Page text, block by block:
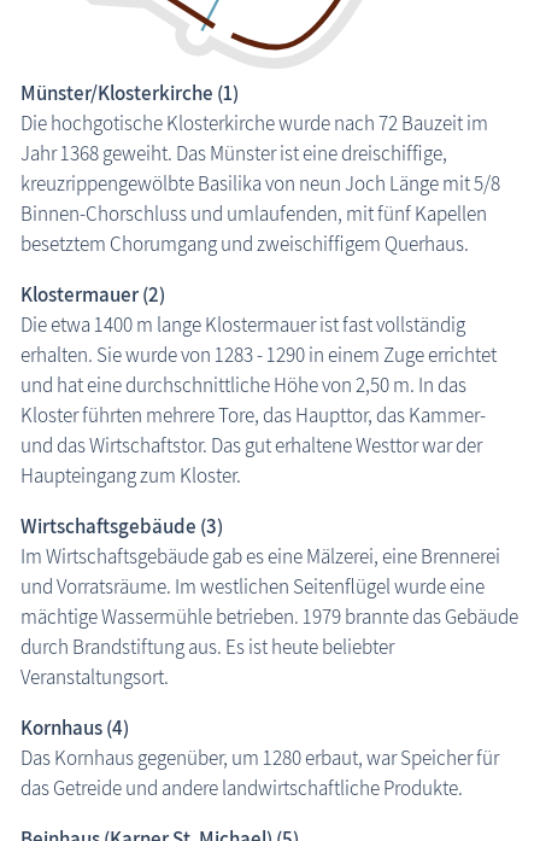
Münster/Klosterkirche (1)
Die hochgotische Klosterkirche wurde nach 72 Bauzeit im
Jahr 1368 geweiht. Das Münster ist eine dreischiffige,
kreuzrippengewölbte Basilika von neun Joch Länge mit 5/8
Binnen-Chorschluss und umlaufenden, mit fünf Kapellen
besetztem Chorumgang und zweischiffigem Querhaus.
Klostermauer (2)
Die etwa 1400 m lange Klostermauer ist fast vollständig
erhalten. Sie wurde von 1283 - 1290 in einem Zuge errichtet
und hat eine durchschnittliche Höhe von 2,50 m. In das
Kloster führten mehrere Tore, das Haupttor, das Kammer-
und das Wirtschaftstor. Das gut erhaltene Westtor war der
Haupteingang zum Kloster.
Wirtschaftsgebäude (3)
Im Wirtschaftsgebäude gab es eine Mälzerei, eine Brennerei
und Vorratsräume. Im westlichen Seitenflügel wurde eine
mächtige Wassermühle betrieben. 1979 brannte das Gebäude
durch Brandstiftung aus. Es ist heute beliebter
Veranstaltungsort.
Kornhaus (4)
Das Kornhaus gegenüber, um 1280 erbaut, war Speicher für
das Getreide und andere landwirtschaftliche Produkte.